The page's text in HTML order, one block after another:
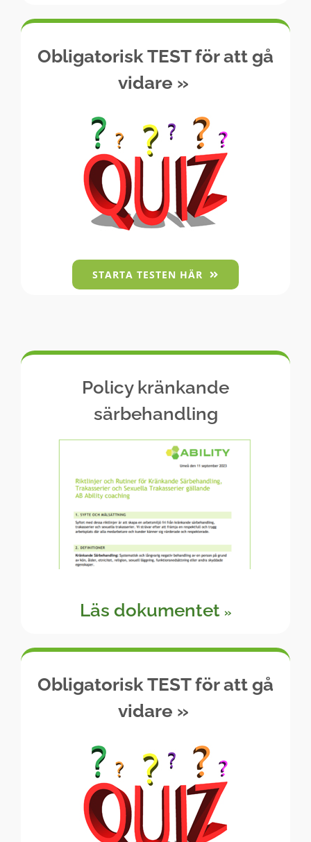
Obligatorisk TEST för att gå
vidare »
STARTA TESTEN HÄR
Policy kränkande
särbehandling
Läs dokumentet »
Obligatorisk TEST för att gå
vidare »